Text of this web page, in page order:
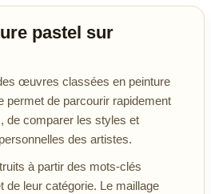
pastel sur
œuvres classées en peinture
permet de parcourir rapidement
de comparer les styles et
des artistes.
à partir des mots-clés
leur catégorie. Le maillage